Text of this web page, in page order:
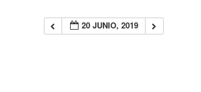
20 JUNIO, 2019